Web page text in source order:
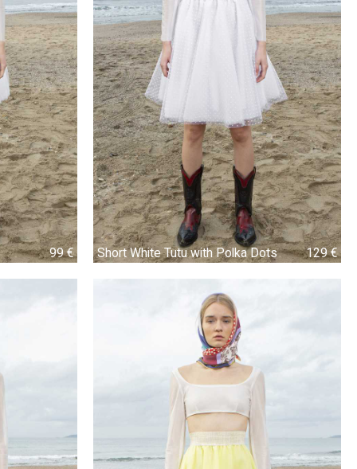
99 €
99 € Short White Tutu with Polka Dots 129 €
129 €